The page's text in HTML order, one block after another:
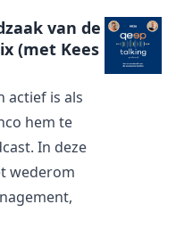
van de
(met Kees
actief is als
hem te
In deze
wederom